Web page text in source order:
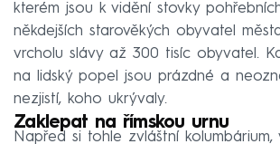
kterém jsou k vidění stovky
někdejších starověkých obyvatel
vrcholu slávy až 300 tisíc obyvatel.
na lidský popel jsou prázdné a
nezjistí, koho ukrývaly.
Zaklepat na římskou urnu
Napřed si tohle zvláštní kolumbárium,